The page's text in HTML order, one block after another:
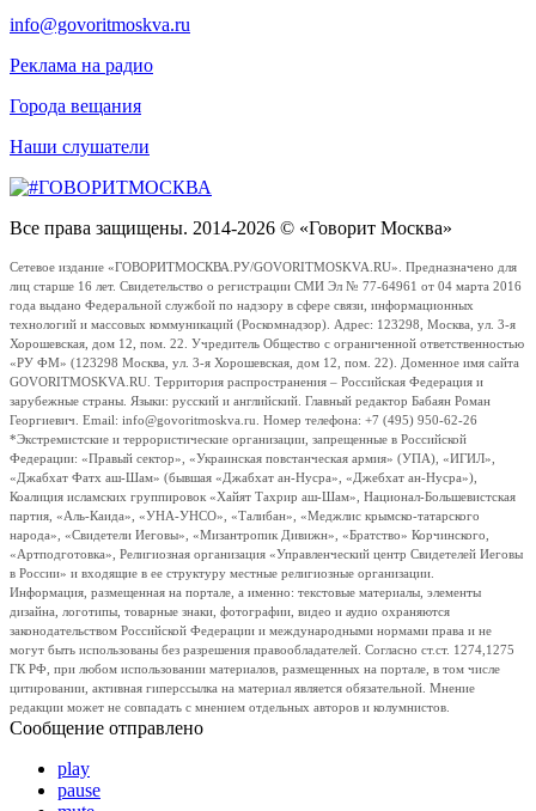
info@govoritmoskva.ru
Реклама на радио
Города вещания
Наши слушатели
Все права защищены. 2014-2026 © «Говорит Москва»
Сетевое издание «ГОВОРИТМОСКВА.РУ/GOVORITMOSKVA.RU». Предназначено для
лиц старше 16 лет. Свидетельство о регистрации СМИ Эл № 77-64961 от 04 марта 2016
года выдано Федеральной службой по надзору в сфере связи, информационных
технологий и массовых коммуникаций (Роскомнадзор). Адрес: 123298, Москва, ул. 3-я
Хорошевская, дом 12, пом. 22. Учредитель Общество с ограниченной ответственностью
«РУ ФМ» (123298 Москва, ул. 3-я Хорошевская, дом 12, пом. 22). Доменное имя сайта
GOVORITMOSKVA.RU. Территория распространения – Российская Федерация и
зарубежные страны. Языки: русский и английский. Главный редактор Бабаян Роман
Георгиевич. Email: info@govoritmoskva.ru. Номер телефона: +7 (495) 950-62-26
*Экстремистские и террористические организации, запрещенные в Российской
Федерации: «Правый сектор», «Украинская повстанческая армия» (УПА), «ИГИЛ»,
«Джабхат Фатх аш-Шам» (бывшая «Джабхат ан-Нусра», «Джебхат ан-Нусра»),
Коалиция исламских группировок «Хайят Тахрир аш-Шам», Национал-Большевистская
партия, «Аль-Каида», «УНА-УНСО», «Талибан», «Меджлис крымско-татарского
народа», «Свидетели Иеговы», «Мизантропик Дивижн», «Братство» Корчинского,
«Артподготовка», Религиозная организация «Управленческий центр Свидетелей Иеговы
в России» и входящие в ее структуру местные религиозные организации.
Информация, размещенная на портале, а именно: текстовые материалы, элементы
дизайна, логотипы, товарные знаки, фотографии, видео и аудио охраняются
законодательством Российской Федерации и международными нормами права и не
могут быть использованы без разрешения правообладателей. Согласно ст.ст. 1274,1275
ГК РФ, при любом использовании материалов, размещенных на портале, в том числе
цитировании, активная гиперссылка на материал является обязательной. Мнение
редакции может не совпадать с мнением отдельных авторов и колумнистов.
Сообщение отправлено
play
pause